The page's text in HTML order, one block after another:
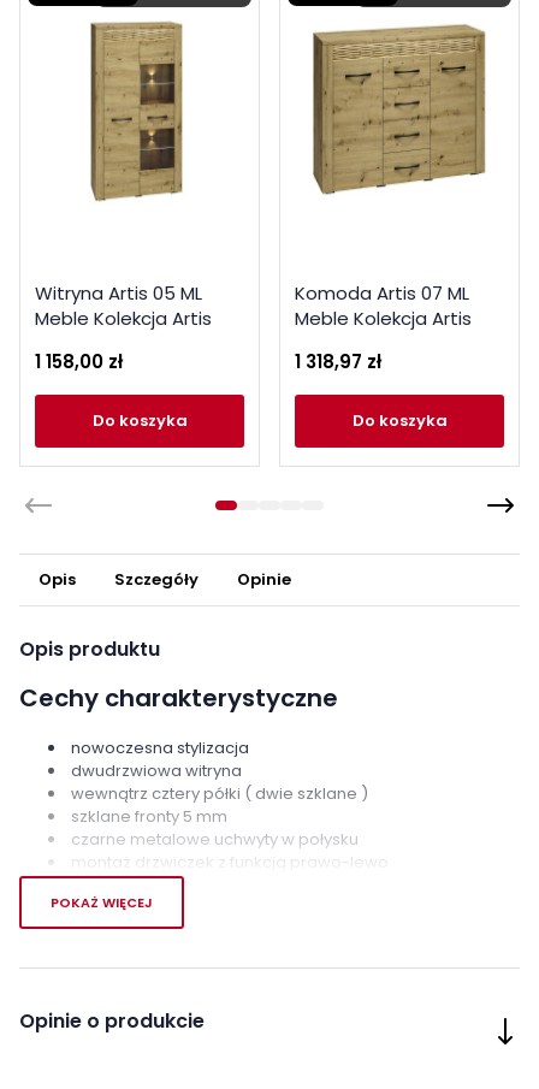
Witryna Artis 05 ML
Meble Kolekcja Artis
1 158,00 zł
do koszyka
Komoda Artis 07 ML
Meble Kolekcja Artis
1 318,97 zł
do koszyka
Opis Szczegóły Opinie
Opis produktu
Cechy charakterystyczne
nowoczesna stylizacja
dwudrzwiowa witryna
wewnątrz cztery półki ( dwie szklane )
szklane fronty 5 mm
czarne metalowe uchwyty w połysku
montaż drzwiczek z funkcją prawo-lewo
podświetlenie półek w opcji dodatkowej, płatnej
Wykonanie
Montaż
POKAŻ WIĘCEJ
Opinie o produkcie